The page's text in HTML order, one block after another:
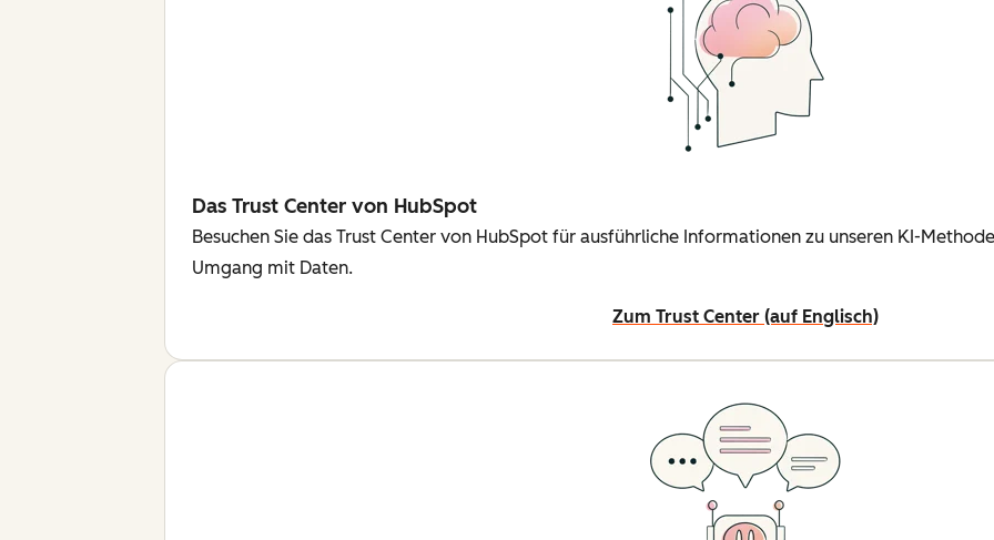
Das Trust Center von HubSpot
Besuchen Sie das Trust Center von HubSpot für ausführliche Informationen zu unseren KI-
Umgang mit Daten.
Zum Trust Center (auf Englisch)